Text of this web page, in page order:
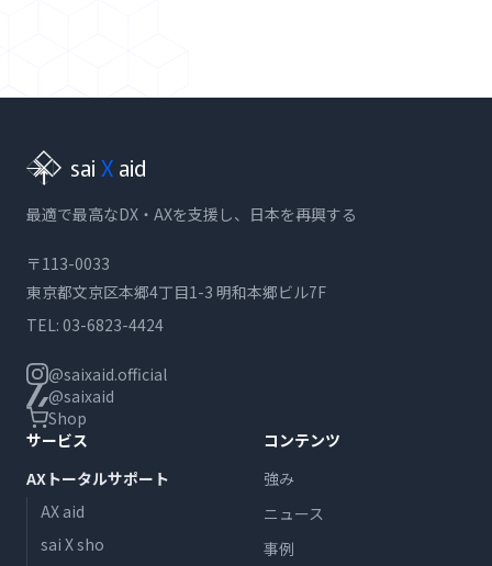
sai X aid
最適で最高なDX・AXを支援し、日本を再興する
〒113-0033
東京都文京区本郷4丁目1-3 明和本郷ビル7F
TEL: 03-6823-4424
@saixaid.official
@saixaid
Shop
サービス
AXトータルサポート
AX aid
sai X sho
コンテンツ
強み
ニュース
事例